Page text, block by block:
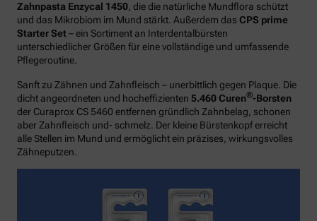
Zahnpasta Enzycal 1450, die die natürliche Mundflora schützt
und das Mikrobiom im Mund stärkt. Außerdem das CPS prime
Starter Set– ein Sortiment an Interdentalbürsten
unterschiedlicher Größen für eine vollständige und umfassende
Pflegeroutine.
Sanft zu Zähnen und Zahnfleisch – unerbittlich gegen Plaque. Die
dicht angeordneten und hocheffizienten 5.460 Curen®-Borsten
der Curaprox CS 5460 entfernen gründlich Zahnbelag, schonen
aber Zahnfleisch und- schmelz. Der kleine Bürstenkopf erreicht
alle Stellen im Mund und ermöglicht ein präzises, wirkungsvolles
Zähneputzen.